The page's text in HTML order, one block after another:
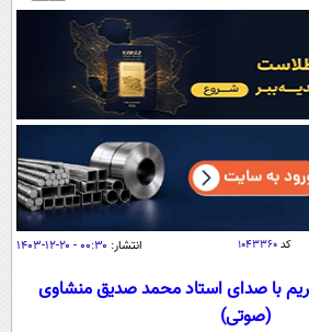
منو
نظرسنجی
آب و هوا
سواد زندگی
سیاسی
اقتصاد
خودرو
جامعه
اجتماعی
ورزشی
کد ۱۰۴۳۳۶۰ انتشار: ۰۰:۳۰ - ۲۰-۱۲-۱۴۰۳
با صدای استاد محمد صدیق منشاوی
(صوتی)